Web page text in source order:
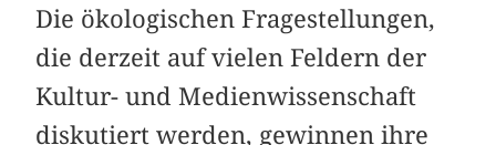
Die ökologischen Fragestellungen,
die derzeit auf vielen Feldern der
Kultur- und Medienwissenschaft
diskutiert werden, gewinnen ihre